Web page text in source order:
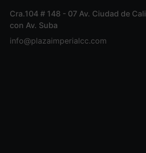
Cra.104 # 148 - 07 Av. Ciudad de Cali
con Av. Suba
info@plazaimperialcc.com